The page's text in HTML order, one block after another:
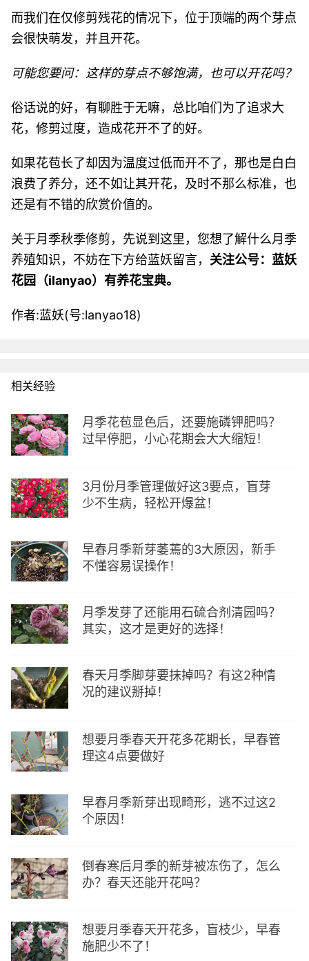
而我们在仅修剪残花的情况下，位于顶端的两个芽点
会很快萌发，并且开花。
可能您要问：这样的芽点不够饱满，也可以开花吗？
俗话说的好，有聊胜于无嘛，总比咱们为了追求大
花，修剪过度，造成花开不了的好。
如果花苞长了却因为温度过低而开不了，那也是白白
浪费了养分，还不如让其开花，及时不那么标准，也
还是有不错的欣赏价值的。
关于月季秋季修剪，先说到这里，您想了解什么月季
养殖知识，不妨在下方给蓝妖留言， 关注公号：蓝妖
花园（ilanyao）有养花宝典。
作者:蓝妖(号:lanyao18)
相关经验
月季花苞显色后，还要施磷钾肥吗？
过早停肥，小心花期会大大缩短！
3月份月季管理做好这3要点，盲芽
少不生病，轻松开爆盆！
早春月季新芽萎蔫的3大原因，新手
不懂容易误操作！
月季发芽了还能用石硫合剂清园吗？
其实，这才是更好的选择！
春天月季脚芽要抹掉吗？有这2种情
况的建议掰掉！
想要月季春天开花多花期长，早春管
理这4点要做好
早春月季新芽出现畸形，逃不过这2
个原因！
倒春寒后月季的新芽被冻伤了，怎么
办？春天还能开花吗？
想要月季春天开花多，盲枝少，早春
施肥少不了！